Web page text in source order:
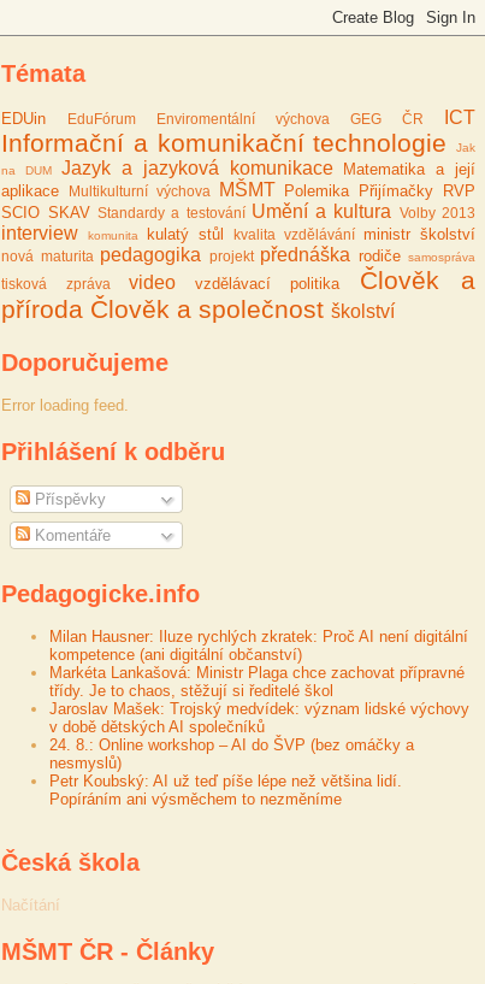
Témata
EDUin EduFórum Enviromentální výchova GEG ČR ICT
Informační a komunikační technologie
Jak
na DUM
Jazyk a jazyková komunikace
Matematika a její
aplikace
Multikulturní výchova MŠMT Polemika Přijímačky
RVP
SCIO SKAV Standardy a testování Umění a kultura Volby 2013
interview komunita kulatý stůl kvalita vzdělávání ministr školství
nová maturita pedagogika projekt přednáška rodiče samospráva
tisková zpráva video vzdělávací politika
Člověk a
příroda Člověk a společnost školství
Doporučujeme
Error loading feed.
Přihlášení k odběru
Příspěvky
Komentáře
Pedagogicke.info
Milan Hausner: Iluze rychlých zkratek: Proč AI není digitální
kompetence (ani digitální občanství)
Markéta Lankašová: Ministr Plaga chce zachovat přípravné
třídy. Je to chaos, stěžují si ředitelé škol
Jaroslav Mašek: Trojský medvídek: význam lidské výchovy
v době dětských AI společníků
24. 8.: Online workshop – AI do ŠVP (bez omáčky a
nesmyslů)
Petr Koubský: AI už teď píše lépe než většina lidí.
Popíráním ani výsměchem to nezměníme
Česká škola
Načítání
MŠMT ČR - Články